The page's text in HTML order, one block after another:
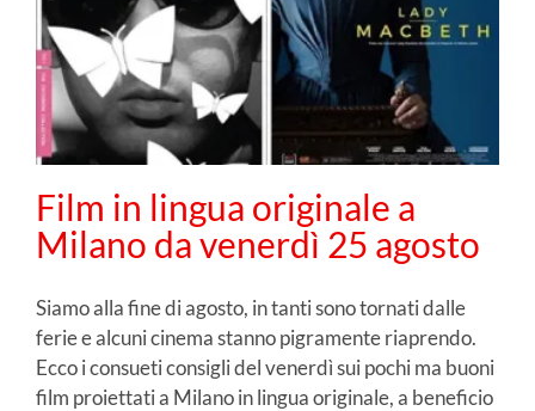
Film in lingua originale a
Milano da venerdì 25 agosto
Siamo alla fine di agosto, in tanti sono tornati dalle
ferie e alcuni cinema stanno pigramente riaprendo.
Ecco i consueti consigli del venerdì sui pochi ma buoni
film proiettati a Milano in lingua originale, a beneficio